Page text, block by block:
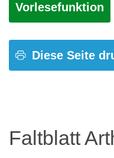
Vorlesefunktion
Diese Seite
Faltblatt